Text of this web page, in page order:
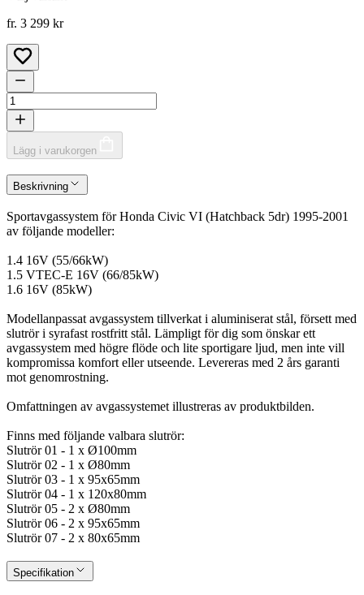
fr. 3 299 kr
Lägg i varukorgen
Beskrivning
Sportavgassystem för Honda Civic VI (Hatchback 5dr) 1995-2001
av följande modeller:
1.4 16V (55/66kW)
1.5 VTEC-E 16V (66/85kW)
1.6 16V (85kW)
Modellanpassat avgassystem tillverkat i aluminiserat stål, försett med
slutrör i syrafast rostfritt stål. Lämpligt för dig som önskar ett
avgassystem med högre flöde och lite sportigare ljud, men inte vill
kompromissa komfort eller utseende. Levereras med 2 års garanti
mot genomrostning.
Omfattningen av avgassystemet illustreras av produktbilden.
Finns med följande valbara slutrör:
Slutrör 01 - 1 x Ø100mm
Slutrör 02 - 1 x Ø80mm
Slutrör 03 - 1 x 95x65mm
Slutrör 04 - 1 x 120x80mm
Slutrör 05 - 2 x Ø80mm
Slutrör 06 - 2 x 95x65mm
Slutrör 07 - 2 x 80x65mm
Specifikation